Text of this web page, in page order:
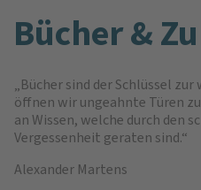
Bücher &
Bücher sind der Schlüssel
öffnen wir ungeahnte Türen
an Wissen, welche durch den
Vergessenheit geraten sind.
Alexander Martens